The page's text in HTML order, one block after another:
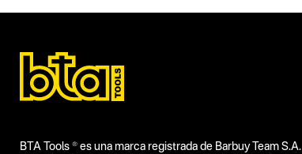
Segmentos - pendiente
Construcción
Capacidad
1200 mm
BTA Tools ® es una marca registrada de Barbuy Team S.A. |